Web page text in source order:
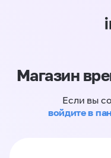
Магазин
Если вы
войдите в